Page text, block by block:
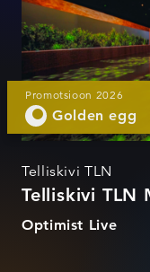
Promotsioon 2026
Golden egg
Telliskivi TLN
Telliskivi TLN
Optimist Live